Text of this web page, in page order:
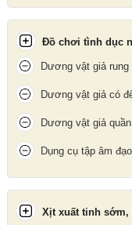
Sau khi dùng, rửa
chuyên dụng, để khô
Đồ chơi tình dục
Dương vật giả rung
Dương vật giả có
Dương vật giả
Dụng cụ tập âm
Xịt xuất tinh sớm,